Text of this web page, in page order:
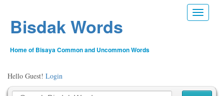
Toggle
Bisdak Words
Home of Bisaya Common and Uncommon Words
Hello Guest! Login